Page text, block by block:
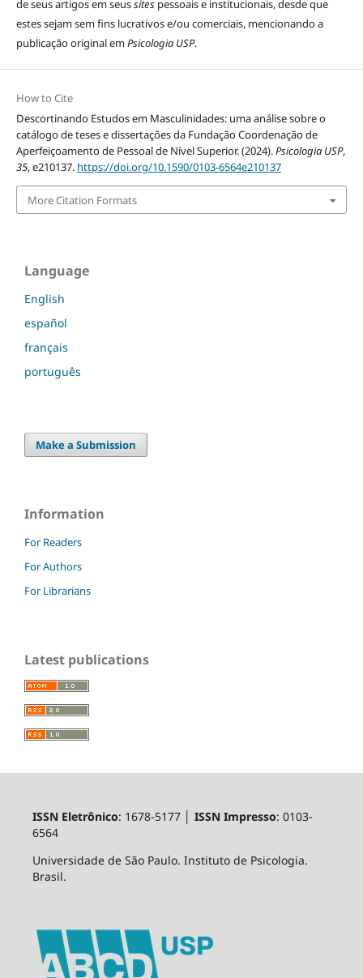
de seus artigos em seussitespessoais e institucionais, desde que
estes sejam sem fins lucrativos e/ou comerciais, mencionando a
publicação original emPsicologia USP.
How to Cite
Descortinando Estudos em Masculinidades: uma análise sobre o
catálogo de teses e dissertações da Fundação Coordenação de
Aperfeiçoamento de Pessoal de Nível Superior. (2024).Psicologia USP,
35, e210137. https://doi.org/10.1590/0103-6564e210137
More Citation Formats
Language
English
español
français
português
Make a Submission
Information
For Readers
For Authors
For Librarians
Latest publications
ISSN Eletrônico: 1678-5177 │ ISSN Impresso: 0103-
6564
Universidade de São Paulo. Instituto de Psicologia.
Brasil.